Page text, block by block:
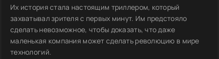
Их история стала настоящим триллером, который
захватывал зрителя с первых минут. Им предстояло
сделать невозможное, чтобы доказать, что даже
маленькая компания может сделать революцию в мире
технологий.